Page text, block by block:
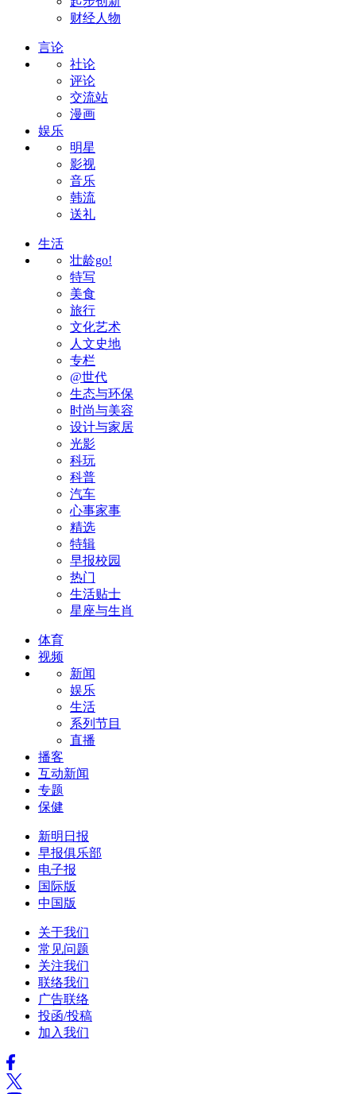
财经人物
言论
社论
评论
交流站
漫画
娱乐
明星
影视
音乐
韩流
送礼
生活
壮龄go!
特写
美食
旅行
文化艺术
人文史地
专栏
@世代
生态与环保
时尚与美容
设计与家居
光影
科玩
科普
汽车
心事家事
精选
特辑
早报校园
热门
生活贴士
星座与生肖
体育
视频
新闻
娱乐
生活
系列节目
直播
播客
互动新闻
专题
保健
新明日报
早报俱乐部
电子报
国际版
中国版
关于我们
常见问题
关注我们
联络我们
广告联络
投函/投稿
加入我们